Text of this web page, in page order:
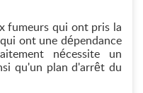
fumeurs qui ont pris la
ont une dépendance
nécessite un
qu'un plan d'arrêt du